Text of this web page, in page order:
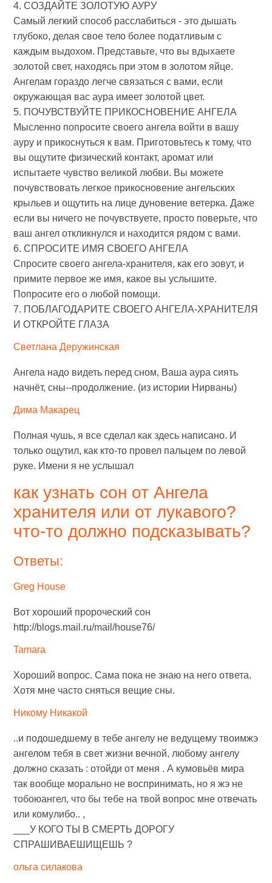
4. СОЗДАЙТЕ ЗОЛОТУЮ АУРУ
Самый легкий способ расслабиться - это дышать
глубоко, делая свое тело более податливым с
каждым выдохом. Представьте, что вы вдыхаете
золотой свет, находясь при этом в золотом яйце.
Ангелам гораздо легче связаться с вами, если
окружающая вас аура имеет золотой цвет.
5. ПОЧУВСТВУЙТЕ ПРИКОСНОВЕНИЕ АНГЕЛА
Мысленно попросите своего ангела войти в вашу
ауру и прикоснуться к вам. Приготовьтесь к тому, что
вы ощутите физический контакт, аромат или
испытаете чувство великой любви. Вы можете
почувствовать легкое прикосновение ангельских
крыльев и ощутить на лице дуновение ветерка. Даже
если вы ничего не почувствуете, просто поверьте, что
ваш ангел откликнулся и находится рядом с вами.
6. СПРОСИТЕ ИМЯ СВОЕГО АНГЕЛА
Спросите своего ангела-хранителя, как его зовут, и
примите первое же имя, какое вы услышите.
Попросите его о любой помощи.
7. ПОБЛАГОДАРИТЕ СВОЕГО АНГЕЛА-ХРАНИТЕЛЯ
И ОТКРОЙТЕ ГЛАЗА
Светлана Деружинская
Ангела надо видеть перед сном, Ваша аура сиять
начнёт, сны--продолжение. (из истории Нирваны)
Дима Макарец
Полная чушь, я все сделал как здесь написано. И
только ощутил, как кто-то провел пальцем по левой
руке. Имени я не услышал
как узнать сон от Ангела
хранителя или от лукавого?
что-то должно подсказывать?
Ответы:
Greg House
Вот хороший пророческий сон
http://blogs.mail.ru/mail/house76/
Tamara
Хороший вопрос. Сама пока не знаю на него ответа.
Хотя мне часто сняться вещие сны.
Никому Никакой
..и подошедшему в тебе ангелу не ведущему твоимжэ
ангелом тебя в свет жизни вечной, любому ангелу
должно сказать : отойди от меня . А кумовьёв мира
так вообще морально не воспринимать, но я жэ не
тобоюангел, что бы тебе на твой вопрос мне отвечать
или комулибо.. ,
___У КОГО ТЫ В СМЕРТЬ ДОРОГУ
СПРАШИВАЕШИЩЕШЬ ?
ольга силакова